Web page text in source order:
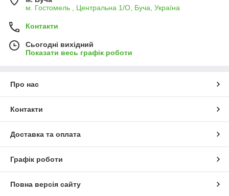
м. Гостомель , Центральна 1/О, Буча, Україна
Контакти
Сьогодні вихідний
Показати весь графік роботи
Про нас
Контакти
Доставка та оплата
Графік роботи
Повна версія сайту